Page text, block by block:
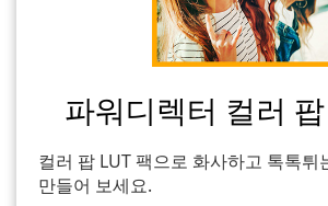
파워디렉터 컬러
컬러 팝 LUT 팩으로 화사하고 톡톡튀
만들어 보세요.